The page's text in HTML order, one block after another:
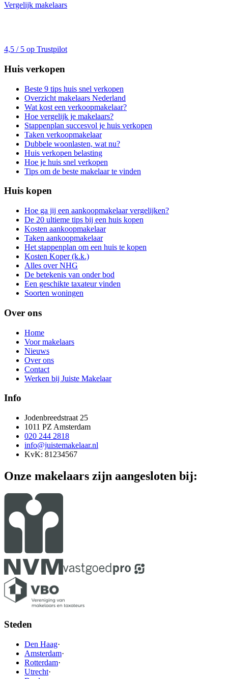
Vergelijk makelaars
4,5 / 5 op Trustpilot
Huis verkopen
Beste 9 tips huis snel verkopen
Overzicht makelaars Nederland
Wat kost een verkoopmakelaar?
Hoe vergelijk je makelaars?
Stappenplan succesvol je huis verkopen
Taken verkoopmakelaar
Dubbele woonlasten, wat nu?
Huis verkopen belasting
Hoe je huis snel verkopen
Tips om de beste makelaar te vinden
Huis kopen
Hoe ga jij een aankoopmakelaar vergelijken?
De 20 ultieme tips bij een huis kopen
Kosten aankoopmakelaar
Taken aankoopmakelaar
Het stappenplan om een huis te kopen
Kosten Koper (k.k.)
Alles over NHG
De betekenis van onder bod
Een geschikte taxateur vinden
Soorten woningen
Over ons
Home
Voor makelaars
Nieuws
Over ons
Contact
Werken bij Juiste Makelaar
Info
Jodenbreedstraat 25
1011 PZ Amsterdam
020 244 2818
info@juistemakelaar.nl
KvK: 81234567
Onze makelaars zijn aangesloten bij:
Steden
Den Haag·
Amsterdam·
Rotterdam·
Utrecht·